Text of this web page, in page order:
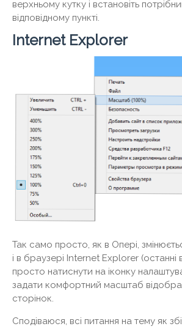
верхньому кутку і встановіть
відповідному пункті.
Internet Explorer
Так само просто, як в Опері,
і в браузері Internet Explorer (останні
просто натиснути на іконку
задати комфортний масштаб
сторінок.
Сподіваюся, всі питання на тему як